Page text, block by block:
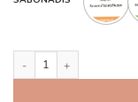
quantité de Savon 90g